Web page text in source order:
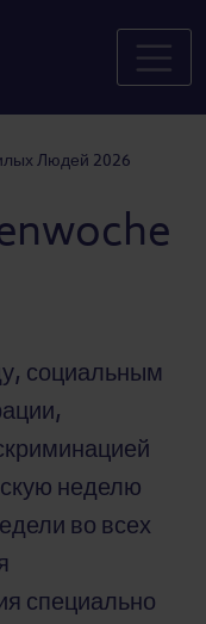
Людей 2026
социальным
неделю
во всех
специально